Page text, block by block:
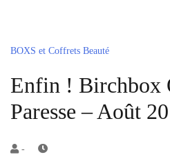
BOXS et Coffrets Beauté
Enfin ! Birchbox
Paresse – Août
by
-